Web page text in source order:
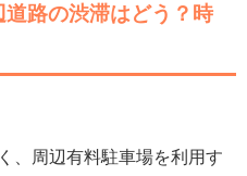
路の渋滞はどう？時
、周辺有料駐車場を利用す